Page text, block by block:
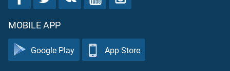
MOBILE APP
Google Play App Store